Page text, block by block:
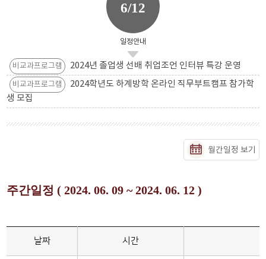
6/12
일정안내
비교과프로그램 2024년 졸업생 선배 취업조언 인터뷰 특강 운영
비교과프로그램
2024학년도 하계방학 온라인 직무부트캠프 참가학
생 모집
월간일정 보기
주간일정 ( 2024. 06. 09 ~ 2024. 06. 12 )
날짜 시간